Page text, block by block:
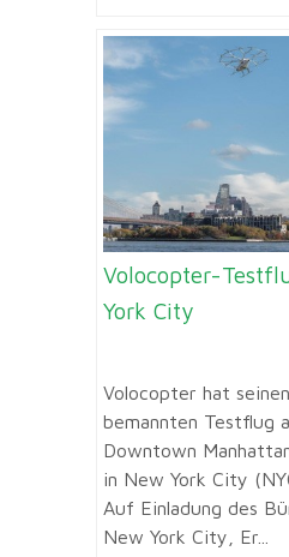
Volocopter-
York City
Volocopter hat
bemannten Testflug
Downtown
in New York City
Auf Einladung des
New York City, Er...